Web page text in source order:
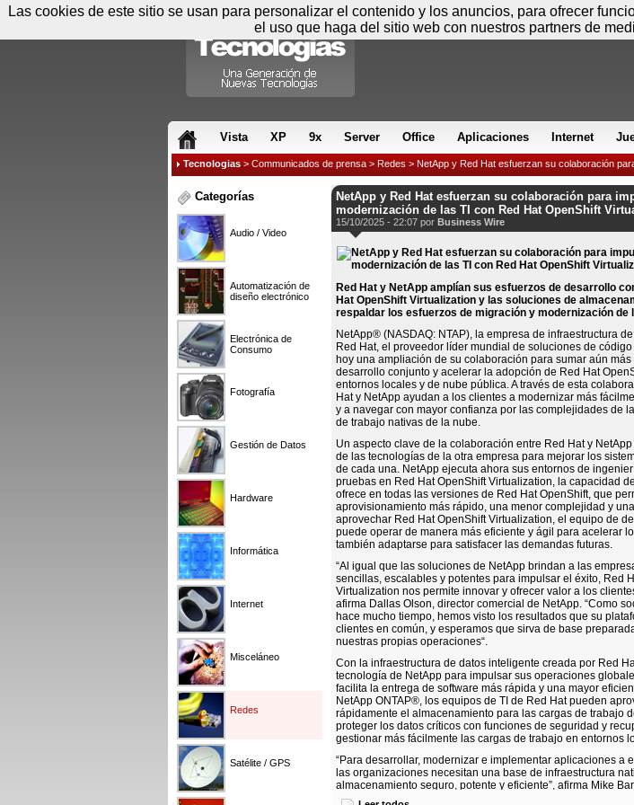
Vista XP 9x Server Office Aplicaciones Internet
Tecnologias > Communicados de prensa > Redes > NetApp y Red Hat esfuerzan su colaboración
Categorías
Audio / Video
Automatización de
diseño electrónico
Electrónica de
Consumo
Fotografía
Gestión de Datos
Hardware
Informática
Internet
Misceláneo
Redes
Satélite / GPS
NetApp y Red Hat esfuerzan su colaboración para
modernización de las TI con Red Hat OpenShift
15/10/2025 - 22:07 por Business Wire
Red Hat y NetApp amplían sus esfuerzos de desarrollo
Hat OpenShift Virtualization y las soluciones de
respaldar los esfuerzos de migración y modernización de
NetApp® (NASDAQ: NTAP), la empresa de infraestructura
Red Hat, el proveedor líder mundial de soluciones de
hoy una ampliación de su colaboración para sumar aún más
desarrollo conjunto y acelerar la adopción de Red Hat
entornos locales y de nube pública. A través de esta
Hat y NetApp ayudan a los clientes a modernizar más
y a navegar con mayor confianza por las complejidades de
de trabajo nativas de la nube.
Un aspecto clave de la colaboración entre Red Hat y
de las tecnologías de la otra empresa para mejorar los
de cada una. NetApp ejecuta ahora sus entornos de
pruebas en Red Hat OpenShift Virtualization, la capacidad
ofrece en todas las versiones de Red Hat OpenShift, que
aprovisionamiento más rápido, una menor complejidad y
aprovechar Red Hat OpenShift Virtualization, el equipo de
puede operar de manera más eficiente y ágil para acelerar
también adaptarse para satisfacer las demandas futuras.
“Al igual que las soluciones de NetApp brindan a las
sencillas, escalables y potentes para impulsar el éxito, Red
Virtualization nos permite innovar y ofrecer valor a los
afirma Dallas Olson, director comercial de NetApp. “Como
hace mucho tiempo, hemos visto los resultados que su
clientes en común, y esperamos que sirva de base
nuestras propias operaciones“.
Con la infraestructura de datos inteligente creada por Red
tecnología de NetApp para impulsar sus operaciones
facilita la entrega de software más rápida y una mayor
NetApp ONTAP®, los equipos de TI de Red Hat pueden
rápidamente el almacenamiento para las cargas de trabajo
proteger los datos críticos con funciones de seguridad y
gestionar más fácilmente las cargas de trabajo en entornos
“Para desarrollar, modernizar e implementar aplicaciones a
las organizaciones necesitan una base de infraestructura
almacenamiento seguro, potente y eficiente”, afirma Mike
gerente general de Hybrid Cloud Platforms de Red Hat. “Al
Las cookies de este sitio se usan para personalizar el contenido y los anuncios, para ofrecer
el uso que haga del sitio web con nuestros partners de